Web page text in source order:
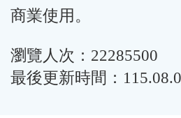
商業使用。
瀏覽人次：22285500
最後更新時間：